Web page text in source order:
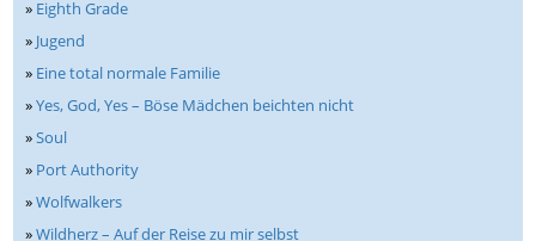
» Eighth Grade
» Jugend
» Eine total normale Familie
»Yes, God, Yes – Böse Mädchen beichten nicht
»Soul
» Port Authority
»Wolfwalkers
»Wildherz – Auf der Reise zu mir selbst